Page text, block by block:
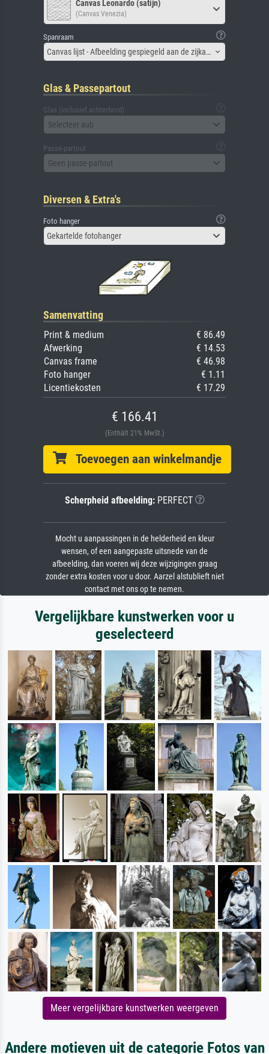
Canvas Leonardo (satijn)
(Canvas Venezia)
Spanraam
Canvas lijst - Afbeelding gespiegeld aan de zijkant
Glas & Passepartout
Glas (inclusief achterbord)
Selecteer aub
Passe-partout
Geen passe-partout
Diversen & Extra's
Foto hanger
Gekartelde fotohanger
Samenvatting
Print & medium
€ 86.49
Afwerking
€ 14.53
Canvas frame
€ 46.98
Foto hanger
€ 1.11
Licentiekosten
€ 17.29
€ 166.41
(Enthält 21% MwSt.)
Toevoegen aan winkelmandje
Scherpheid afbeelding:PERFECT
Mocht u aanpassingen in de helderheid en kleur
wensen, of een aangepaste uitsnede van de
afbeelding, dan voeren wij deze wijzigingen graag
zonder extra kosten voor u door. Aarzel alstublieft niet
contact met ons op te nemen.
Vergelijkbare kunstwerken voor u
geselecteerd
Meer vergelijkbare kunstwerken weergeven
Andere motieven uit de categorie Fotos van